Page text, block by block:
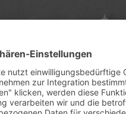
Merkzettel